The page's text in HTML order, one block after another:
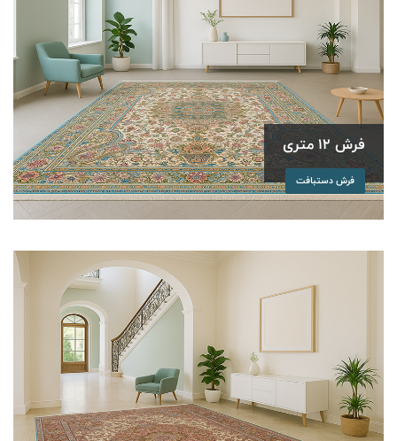
فرش 12 متری
فرش دستبافت